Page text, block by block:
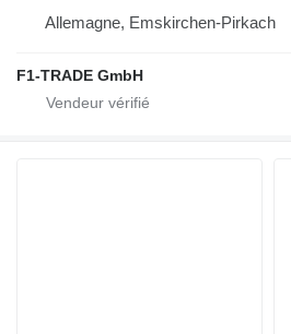
Allemagne, Emskirchen-Pirkach
F1-TRADE GmbH